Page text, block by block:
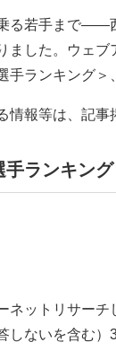
る若手まで――
ました。ウェブ
ランキング＞
報等は、記事
ランキング
ットリサーチ
ないを含む）